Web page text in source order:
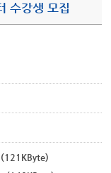
수강생 모집
(121KByte)